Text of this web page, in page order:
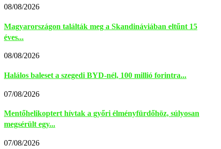
08/08/2026
Magyarországon találták meg a Skandináviában eltűnt 15
éves...
08/08/2026
Halálos baleset a szegedi BYD-nél, 100 millió forintra...
07/08/2026
Mentőhelikoptert hívtak a győri élményfürdőhöz, súlyosan
megsérült egy...
07/08/2026